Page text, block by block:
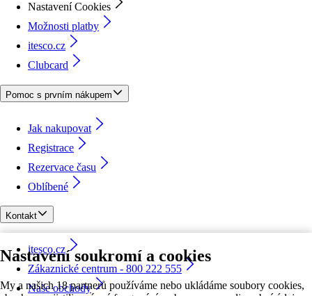
Nastavení soukromí a cookies
My a našich 18 partnerů používáme nebo ukládáme soubory cookies,
Nastavení Cookies
Možnosti platby
itesco.cz
Clubcard
Pomoc s prvním nákupem
Jak nakupovat
Registrace
Rezervace času
Oblíbené
Kontakt
itesco.cz
Zákaznické centrum - 800 222 555
Naše obchody